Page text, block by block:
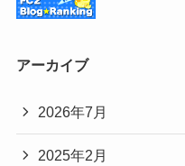
アーカイブ
2026年7月
2025年2月